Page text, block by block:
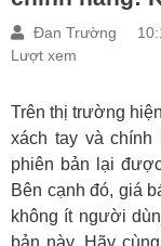
Đan Trường
Lượt xem
Trên thị trường
xách tay và chính
phiên bản lại
Bên cạnh đó, giá
không ít người
bản này. Hãy